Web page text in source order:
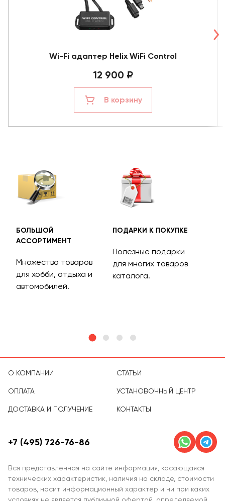
Wi-Fi адаптер Helix WiFi Control
12 900 ₽
В корзину
БОЛЬШОЙ
АССОРТИМЕНТ
Множество товаров
для хобби, отдыха и
автомобилей.
ПОДАРКИ К ПОКУПКЕ
Полезные подарки
для многих товаров
каталога.
О КОМПАНИИ
ОПЛАТА
ДОСТАВКА И ПОЛУЧЕНИЕ
СТАТЬИ
УСТАНОВОЧНЫЙ ЦЕНТР
КОНТАКТЫ
Вся представленная на сайте информация, касающаяся
технических характеристик, наличия на складе, стоимости
товаров, носит информационный характер и ни при каких
+7 (495) 726-76-86